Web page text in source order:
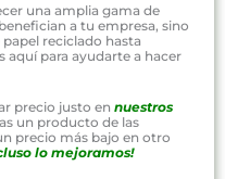
una amplia gama de
a tu empresa, sino
reciclado hasta
aquí para ayudarte a hacer
precio justo en nuestros
un producto de las
precio más bajo en otro
lo mejoramos!